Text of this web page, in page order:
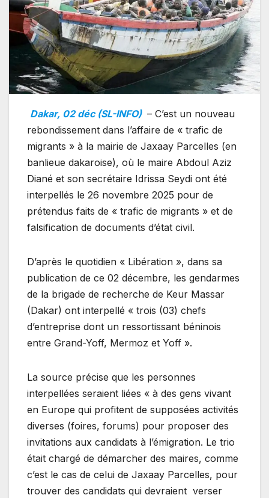
Dakar, 02 déc (SL-INFO) – C’est un nouveau
rebondissement dans l’affaire de « trafic de
migrants » à la mairie de Jaxaay Parcelles (en
banlieue dakaroise), où le maire Abdoul Aziz
Diané et son secrétaire Idrissa Seydi ont été
interpellés le 26 novembre 2025 pour de
prétendus faits de « trafic de migrants » et de
falsification de documents d’état civil.
D’après le quotidien « Libération », dans sa
publication de ce 02 décembre, les gendarmes
de la brigade de recherche de Keur Massar
(Dakar) ont interpellé « trois (03) chefs
d’entreprise dont un ressortissant béninois
entre Grand-Yoff, Mermoz et Yoff ».
La source précise que les personnes
interpellées seraient liées « à des gens vivant
en Europe qui profitent de supposées activités
diverses (foires, forums) pour proposer des
invitations aux candidats à l’émigration. Le trio
était chargé de démarcher des maires, comme
c’est le cas de celui de Jaxaay Parcelles, pour
trouver des candidats qui devraient verser